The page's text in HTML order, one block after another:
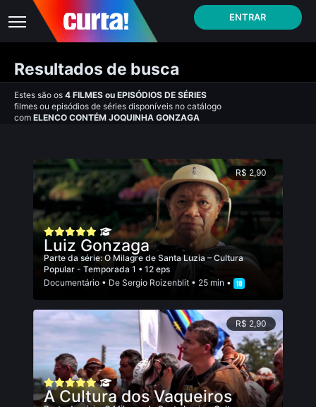
ENTRAR
Resultados de busca
Estes são os 4 FILMES ou EPISÓDIOS DE SÉRIES
filmes ou episódios de séries disponíveis no catálogo
com ELENCO CONTÉM JOQUINHA GONZAGA
R$ 2,90
Luiz Gonzaga
Parte da série:O Milagre de Santa Luzia – Cultura
Popular - Temporada 1 • 12 eps
Documentário • De Sergio Roizenblit • 25 min •
R$ 2,90
A Cultura dos Vaqueiros